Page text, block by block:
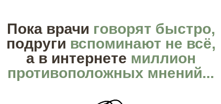
Пока врачи говорят быстро,
противоположных мнений...
а в интернете миллион
подруги вспоминают не всё,